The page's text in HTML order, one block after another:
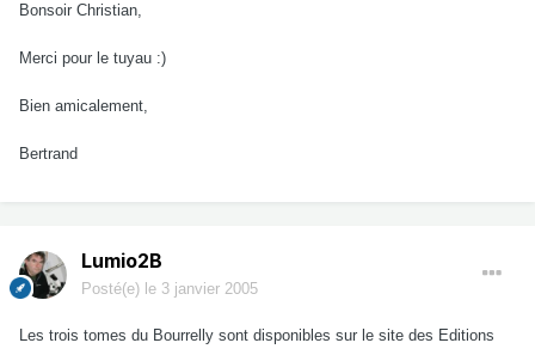
Bonsoir Christian,
Merci pour le tuyau :)
Bien amicalement,
Bertrand
Lumio2B
Posté(e) le 3 janvier 2005
Les trois tomes du Bourrelly sont disponibles sur le site des Editions